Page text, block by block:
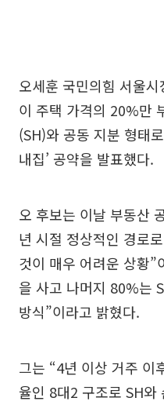
오세훈 국민의힘 서울
이 주택 가격의 20%만
(SH)와 공동 지분 형태
내집’ 공약을 발표했다.
오 후보는 이날 부동산
년 시절 정상적인 경로
것이 매우 어려운 상황
을 사고 나머지 80%는
방식”이라고 밝혔다.
그는 “4년 이상 거주 이
율인 8대2 구조로 SH와